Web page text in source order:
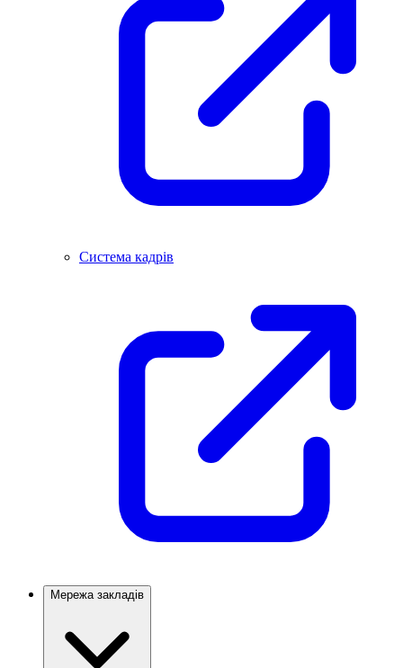
Система кадрів
Мережа закладів